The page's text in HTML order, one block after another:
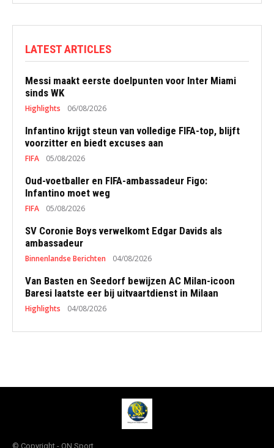
LATEST ARTICLES
Messi maakt eerste doelpunten voor Inter Miami
sinds WK
Highlights 06/08/2026
Infantino krijgt steun van volledige FIFA-top, blijft
voorzitter en biedt excuses aan
FIFA 05/08/2026
Oud-voetballer en FIFA-ambassadeur Figo:
Infantino moet weg
FIFA 05/08/2026
SV Coronie Boys verwelkomt Edgar Davids als
ambassadeur
Binnenlandse Berichten 04/08/2026
Van Basten en Seedorf bewijzen AC Milan-icoon
Baresi laatste eer bij uitvaartdienst in Milaan
Highlights 04/08/2026
© Copyright - QN Sport